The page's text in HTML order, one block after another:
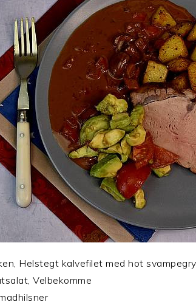
Helstegt kalvefilet med hot
Velbekomme